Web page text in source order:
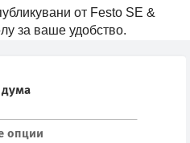
от Festo SE &
за ваше удобство.
опции